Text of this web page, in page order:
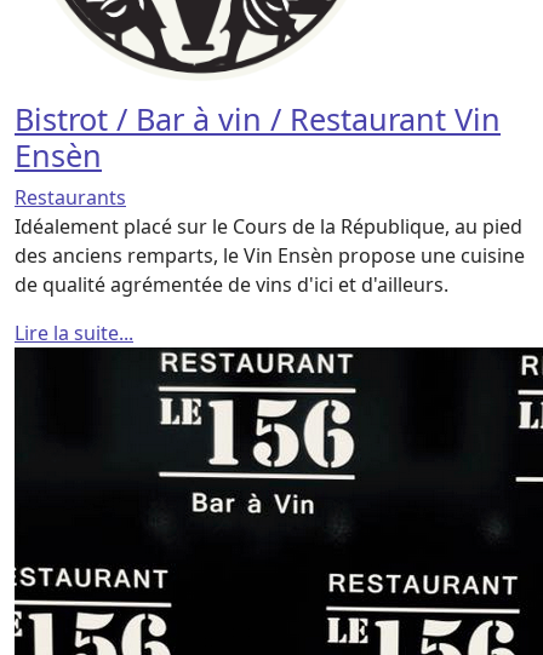
Bistrot / Bar à vin / Restaurant Vin
Ensèn
Restaurants
Idéalement placé sur le Cours de la République, au pied
des anciens remparts, le Vin Ensèn propose une cuisine
de qualité agrémentée de vins d'ici et d'ailleurs.
Lire la suite...